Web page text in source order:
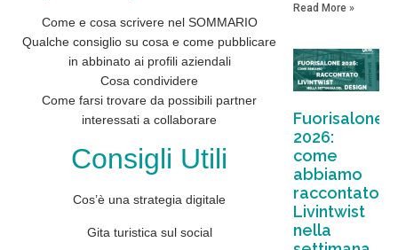
Come e cosa scrivere nel SOMMARIO
Qualche consiglio su cosa e come pubblicare
in abbinato ai profili aziendali
Cosa condividere
Come farsi trovare da possibili partner
interessati a collaborare
Consigli Utili
Cos’è una strategia digitale
Gita turistica sul social
Read More »
Fuorisalone
2026:
come
abbiamo
raccontato
Livintwist
nella